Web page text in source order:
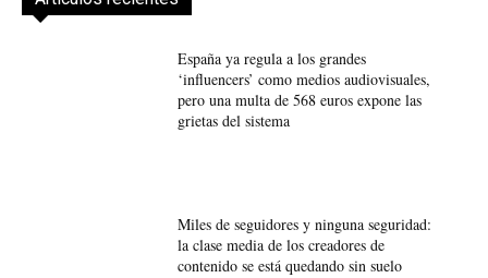
España ya regula a los grandes
‘influencers’ como medios audiovisuales,
pero una multa de 568 euros expone las
grietas del sistema
Miles de seguidores y ninguna seguridad:
la clase media de los creadores de
contenido se está quedando sin suelo